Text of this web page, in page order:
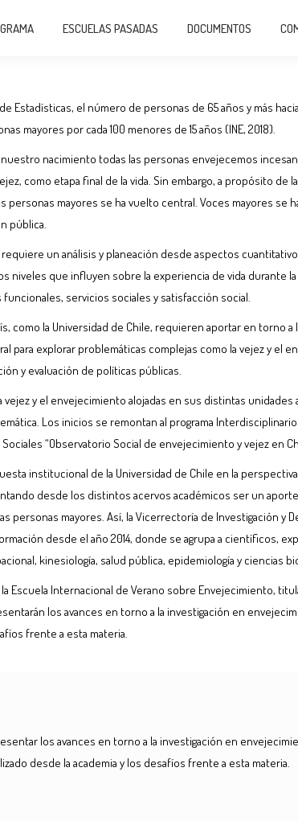
ESCUELAS PASADAS DOCUMENTOS
Estadísticas, el número de personas de 65 años y más
mayores por cada 100 menores de 15 años (INE, 2018).
nacimiento todas las personas envejecemos
como etapa final de la vida. Sin embargo, a propósito de
personas mayores se ha vuelto central. Voces mayores se
pública.
un análisis y planeación desde aspectos
que influyen sobre la experiencia de vida durante
servicios sociales y satisfacción social.
como la Universidad de Chile, requieren aportar en torno
para explorar problemáticas complejas como la vejez y el
y evaluación de políticas públicas.
y el envejecimiento alojadas en sus distintas
Los inicios se remontan al programa
“Observatorio Social de envejecimiento y vejez en
institucional de la Universidad de Chile en la
desde los distintos acervos académicos ser un
personas mayores. Así, la Vicerrectoría de Investigación y
desde el año 2014, donde se agrupa a científicos,
kinesiología, salud pública, epidemiología y ciencias
Escuela Internacional de Verano sobre Envejecimiento,
los avances en torno a la investigación en
frente a esta materia.
los avances en torno a la investigación en
desde la academia y los desafíos frente a esta materia.
ESCUELAS PASADAS DOCUMENTOS COMITÉ